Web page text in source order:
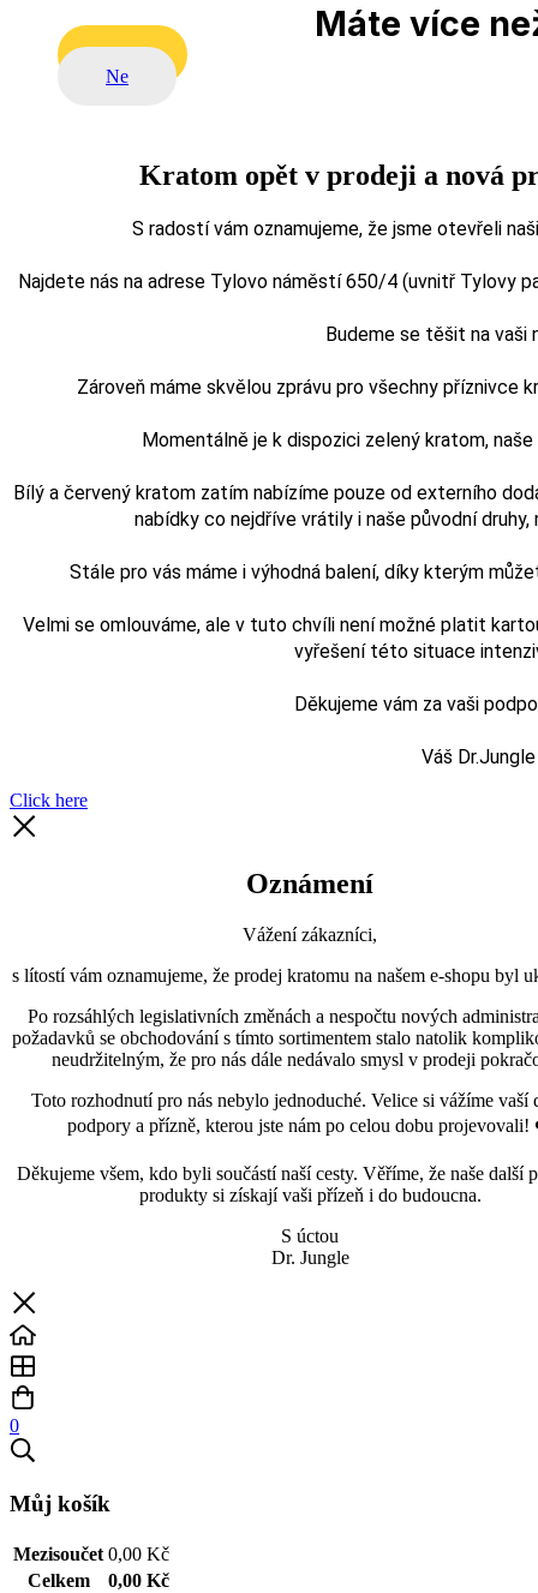
Máte více
Ne
Kratom opět v prodeji a nová
S radostí vám oznamujeme, že jsme otevřeli
Najdete nás na adrese Tylovo náměstí 650/4 (uvnitř Tylovy
Budeme se těšit na vaši
Zároveň máme skvělou zprávu pro všechny příznivce
Momentálně je k dispozici zelený kratom,
Bílý a červený kratom zatím nabízíme pouze od externího
nabídky co nejdříve vrátily i naše původní
Stále pro vás máme i výhodná balení, díky kterým
Velmi se omlouváme, ale v tuto chvíli není možné platit
vyřešení této situace
Děkujeme vám za vaši
Váš
Click here
Oznámení
Vážení zákazníci,
s lítostí vám oznamujeme, že prodej kratomu na našem e-shopu byl
Po rozsáhlých legislativních změnách a nespočtu nových
požadavků se obchodování s tímto sortimentem stalo natolik
neudržitelným, že pro nás dále nedávalo smysl v prodeji
Toto rozhodnutí pro nás nebylo jednoduché. Velice si vážíme vaší
podpory a přízně, kterou jste nám po celou dobu
Děkujeme všem, kdo byli součástí naší cesty. Věříme, že naše další
produkty si získají vaši přízeň i do budoucna.
S úctou
Dr. Jungle
0
Můj košík
Mezisoučet 0,00 Kč
Celkem
0,00 Kč